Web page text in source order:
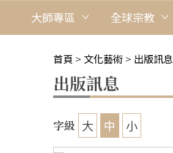
大師專區 全球宗教
首頁 > 文化藝術 > 出版訊息
出版訊息
字級 大 中 小